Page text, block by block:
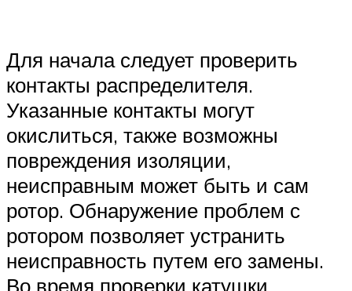
Для начала следует проверить
контакты распределителя.
Указанные контакты могут
окислиться, также возможны
повреждения изоляции,
неисправным может быть и сам
ротор. Обнаружение проблем с
ротором позволяет устранить
неисправность путем его замены.
Во время проверки катушки